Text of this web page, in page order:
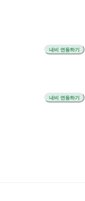
내비 연동하기
내비 연동하기